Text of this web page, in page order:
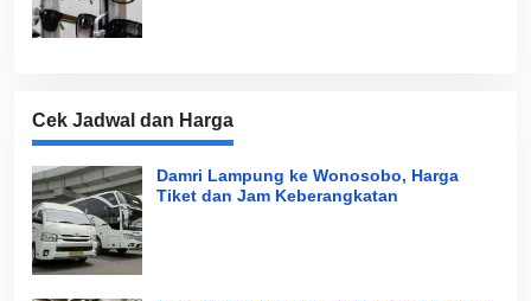
Cek Jadwal dan Harga
Damri Lampung ke Wonosobo, Harga
Tiket dan Jam Keberangkatan